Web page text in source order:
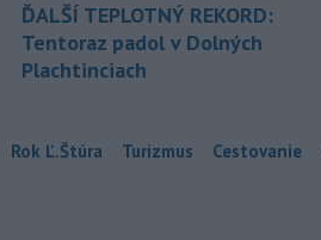
ĎALŠÍ TEPLOTNÝ REKORD:
Tentoraz padol v Dolných
Plachtinciach
Rok Ľ.Štúra Turizmus Cestovanie